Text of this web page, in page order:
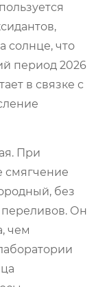
солнце, что
период 2026
в связке с
При
смягчение
без
Он
чем